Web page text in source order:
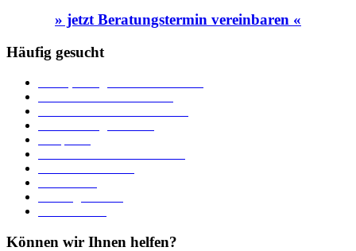
» jetzt Beratungstermin vereinbaren «
Häufig gesucht
Können wir Ihnen helfen?